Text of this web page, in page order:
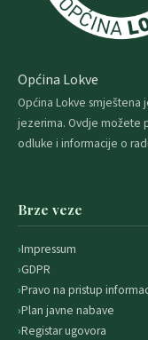
Općina Lokve
Općina Lokve smještena
jezerima. Ovdje možete
odluke i informacije o
Brze veze
Impressum
GDPR
Pravo na pristup
Plan javne nabave
Registar ugovora